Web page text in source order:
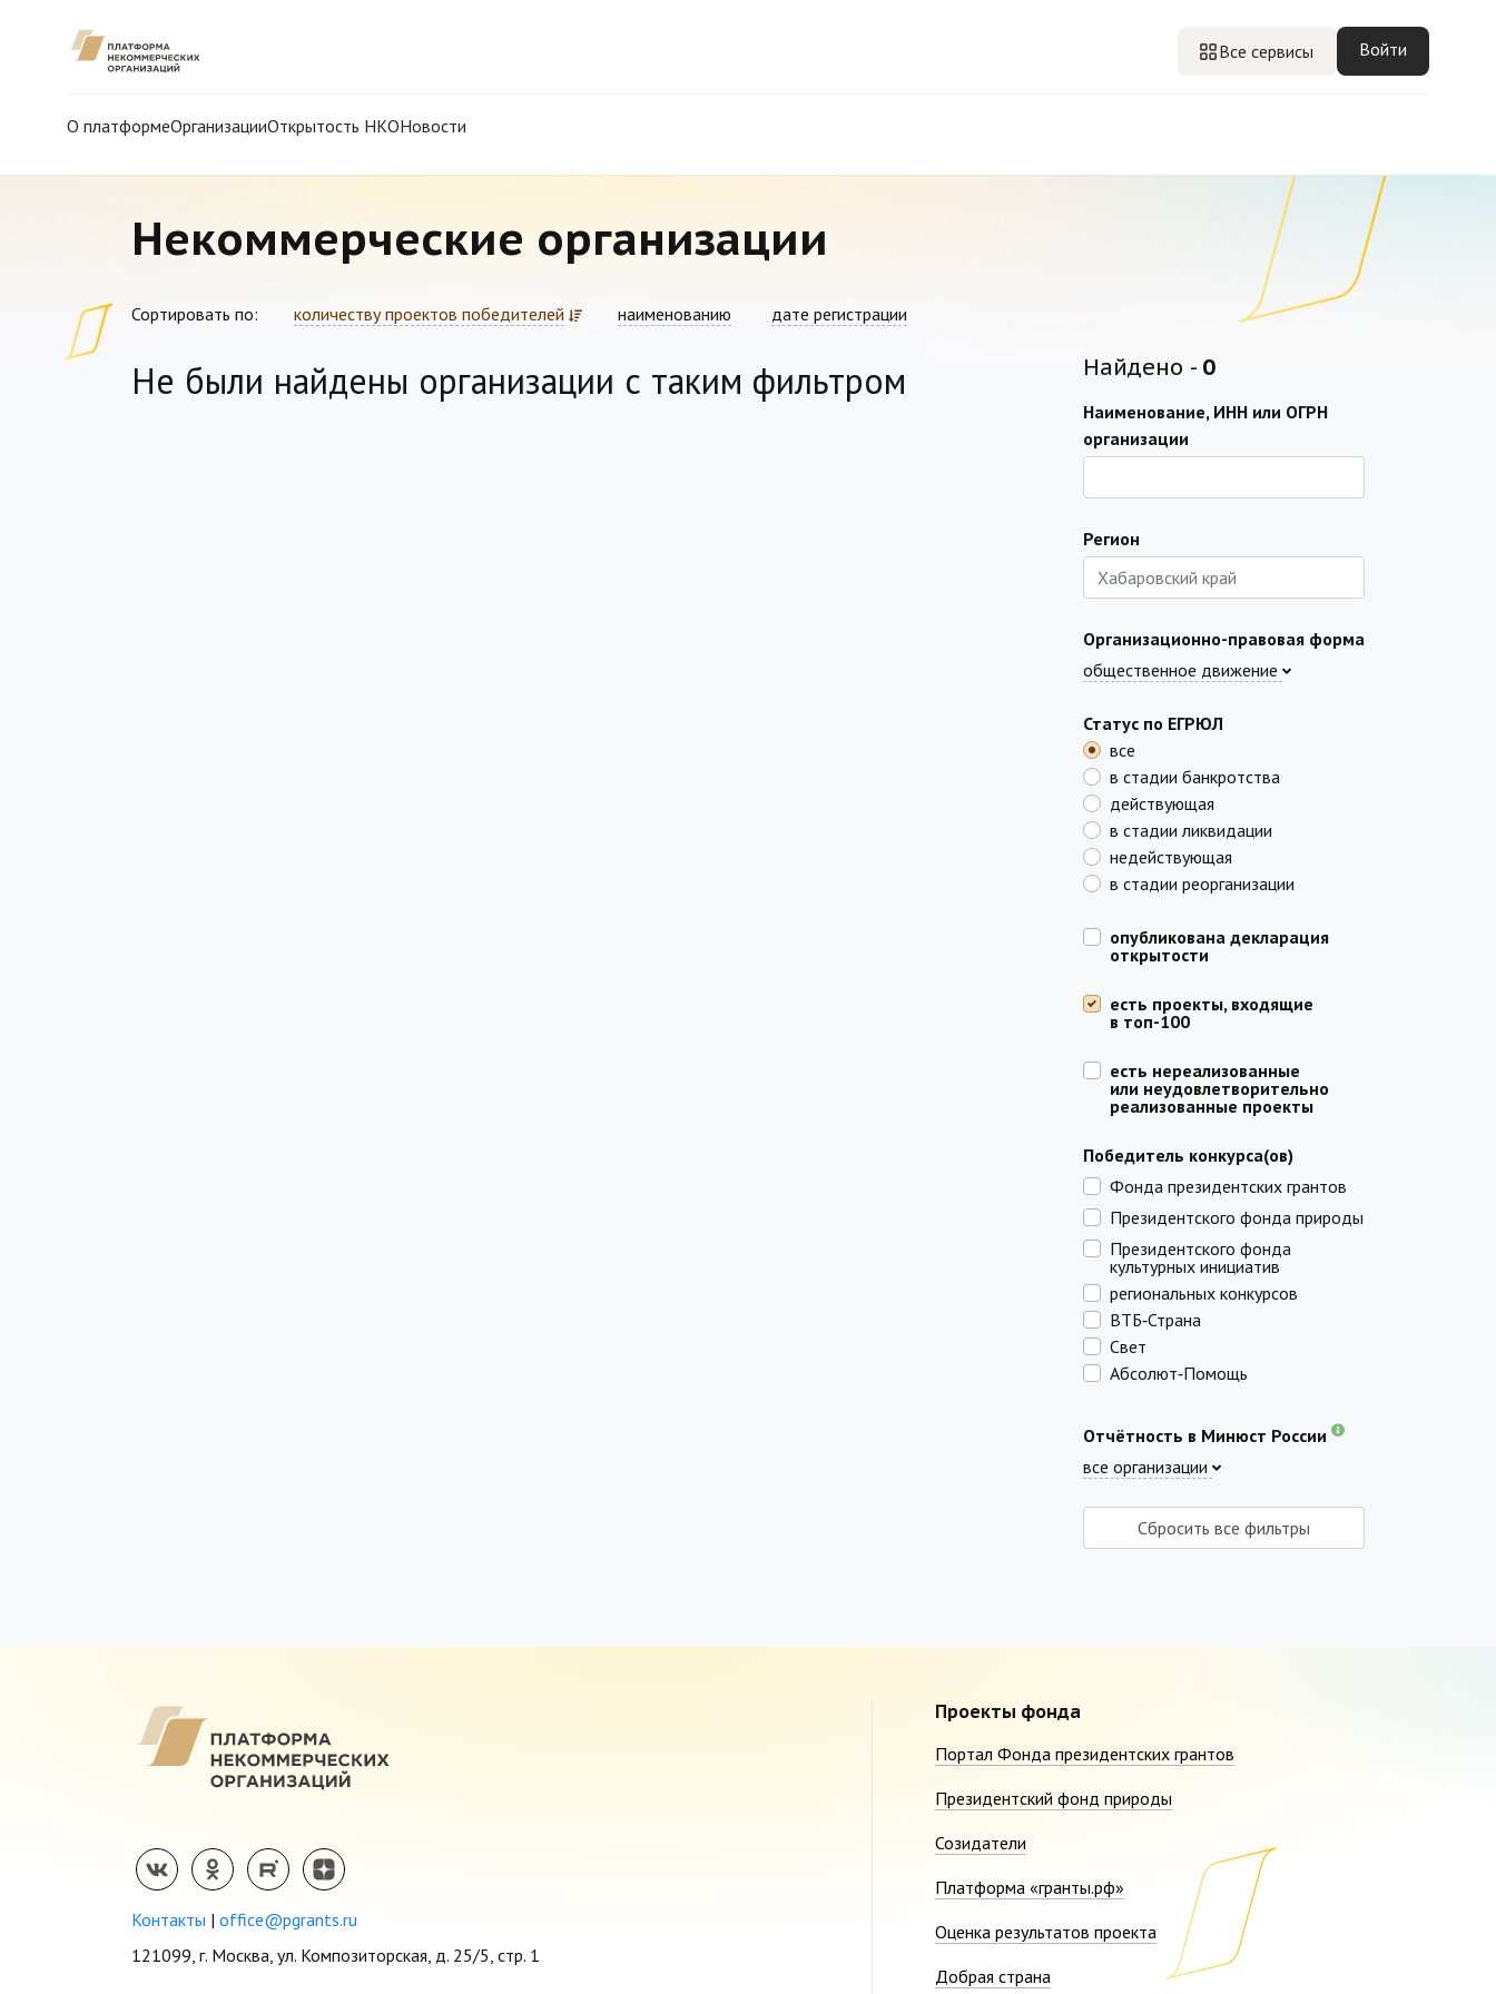
Все сервисы Войти
О платформеОрганизацииОткрытость НКОНовости
Некоммерческие организации
Сортировать по: количеству проектов победителей наименованию дате регистрации
Не были найдены организации с таким фильтром Найдено - 0
Наименование, ИНН или ОГРН
организации
Регион
Организационно-правовая форма
общественное движение
Статус по ЕГРЮЛ
все
в стадии банкротства
действующая
в стадии ликвидации
недействующая
в стадии реорганизации
опубликована декларация
открытости
есть проекты, входящие
в топ-100
есть нереализованные
или неудовлетворительно
реализованные проекты
Победитель конкурса(ов)
Фонда президентских грантов
Президентского фонда природы
Президентского фонда
культурных инициатив
региональных конкурсов
ВТБ‑Страна
Свет
Абсолют‑Помощь
Отчётность в Минюст России
все организации
Сбросить все фильтры
Контакты | office@pgrants.ru
121099, г. Москва, ул. Композиторская, д. 25/5, стр. 1
Проекты фонда
Портал Фонда президентских грантов
Президентский фонд природы
Созидатели
Платформа «гранты.рф»
Оценка результатов проекта
Добрая страна